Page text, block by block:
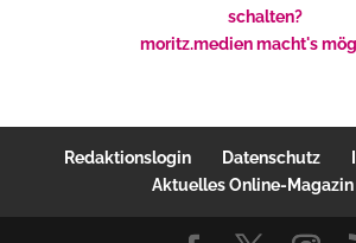
schalten?
moritz.medien macht's
Redaktionslogin Datenschutz
Aktuelles Online-Magazin